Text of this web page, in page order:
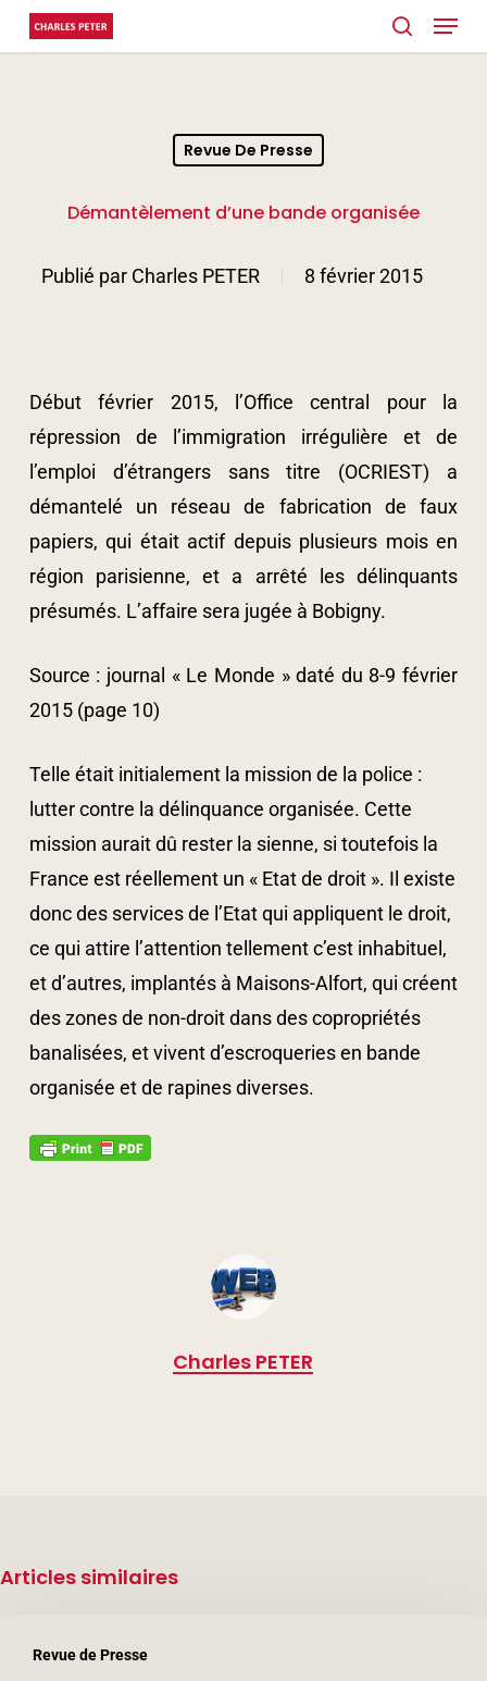
Skip
to
search
Menu
Revue De Presse
Démantèlement d’une bande organisée
Publié par Charles PETER 8 février 2015
Début février 2015, l’Office central pour la
répression de l’immigration irrégulière et de
l’emploi d’étrangers sans titre (OCRIEST) a
démantelé un réseau de fabrication de faux
papiers, qui était actif depuis plusieurs mois en
région parisienne, et a arrêté les délinquants
présumés. L’affaire sera jugée à Bobigny.
Source : journal « Le Monde » daté du 8-9 février
2015 (page 10)
Telle était initialement la mission de la police :
lutter contre la délinquance organisée. Cette
mission aurait dû rester la sienne, si toutefois la
France est réellement un « Etat de droit ». Il existe
donc des services de l’Etat qui appliquent le droit,
ce qui attire l’attention tellement c’est inhabituel,
et d’autres, implantés à Maisons-Alfort, qui créent
des zones de non-droit dans des copropriétés
banalisées, et vivent d’escroqueries en bande
organisée et de rapines diverses.
Charles PETER
Articles similaires
Revue de Presse
motard